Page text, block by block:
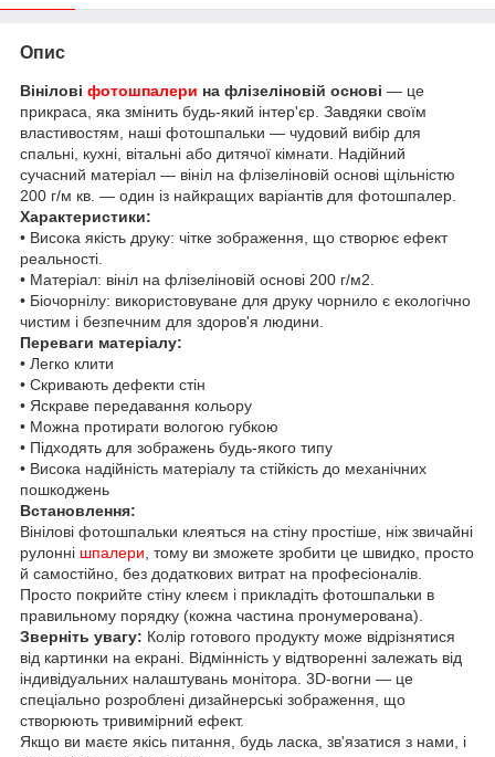
Опис
Вінілові фотошпалери на флізеліновій основі — це
прикраса, яка змінить будь-який інтер'єр. Завдяки своїм
властивостям, наші фотошпальки — чудовий вибір для
спальні, кухні, вітальні або дитячої кімнати. Надійний
сучасний матеріал — вініл на флізеліновій основі щільністю
200 г/м кв. — один із найкращих варіантів для фотошпалер.
Характеристики:
• Висока якість друку: чітке зображення, що створює ефект
реальності.
• Матеріал: вініл на флізеліновій основі 200 г/м2.
• Біочорнілу: використовуване для друку чорнило є екологічно
чистим і безпечним для здоров'я людини.
Переваги матеріалу:
• Легко клити
• Скривають дефекти стін
• Яскраве передавання кольору
• Можна протирати вологою губкою
• Підходять для зображень будь-якого типу
• Висока надійність матеріалу та стійкість до механічних
пошкоджень
Встановлення:
Вінілові фотошпальки клеяться на стіну простіше, ніж звичайні
рулонні шпалери , тому ви зможете зробити це швидко, просто
й самостійно, без додаткових витрат на професіоналів.
Просто покрийте стіну клеєм і прикладіть фотошпальки в
правильному порядку (кожна частина пронумерована).
Зверніть увагу: Колір готового продукту може відрізнятися
від картинки на екрані. Відмінність у відтворенні залежать від
індивідуальних налаштувань монітора. 3D-вогни — це
спеціально розроблені дизайнерські зображення, що
створюють тривимірний ефект.
Якщо ви маєте якісь питання, будь ласка, зв'язатися з нами, і